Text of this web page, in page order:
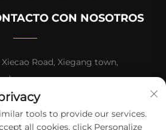
CON NOSOTROS
Road, Xiegang town,
tools to provide our services.
all cookies, click Personalize